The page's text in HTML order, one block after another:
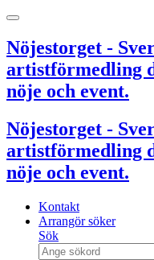
Nöjestorget -
artistförmedling
nöje och event.
Nöjestorget -
artistförmedling
nöje och event.
Kontakt
Arrangör söker
Sök